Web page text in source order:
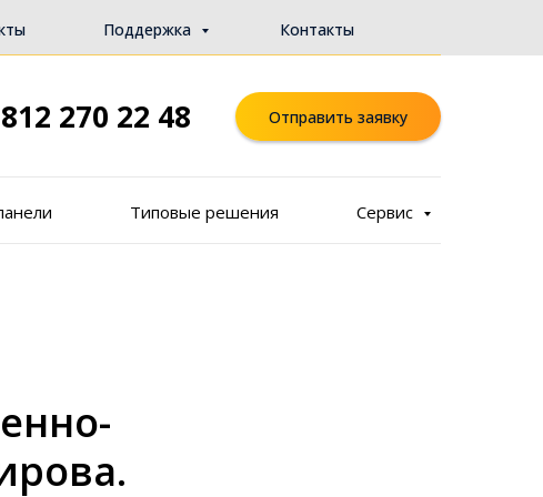
Поддержка Контакты
270 22 48 Отправить заявку
Типовые решения Сервис